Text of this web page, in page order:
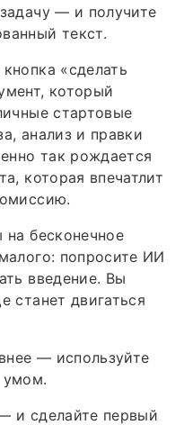
— и получите
текст.
«сделать
который
стартовые
анализ и правки
так рождается
которая впечатлит
бесконечное
попросите ИИ
введение. Вы
станет двигаться
— используйте
умом.
и сделайте первый